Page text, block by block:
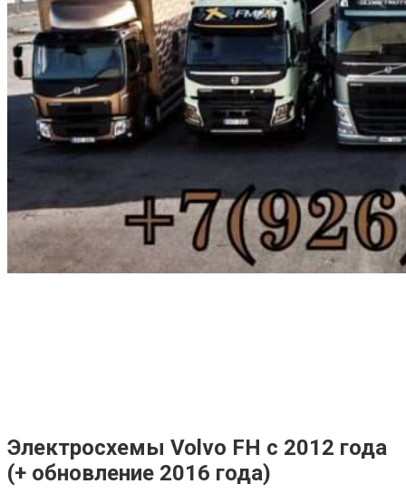
Электросхемы Volvo FH с 2012 года
(+ обновление 2016 года)